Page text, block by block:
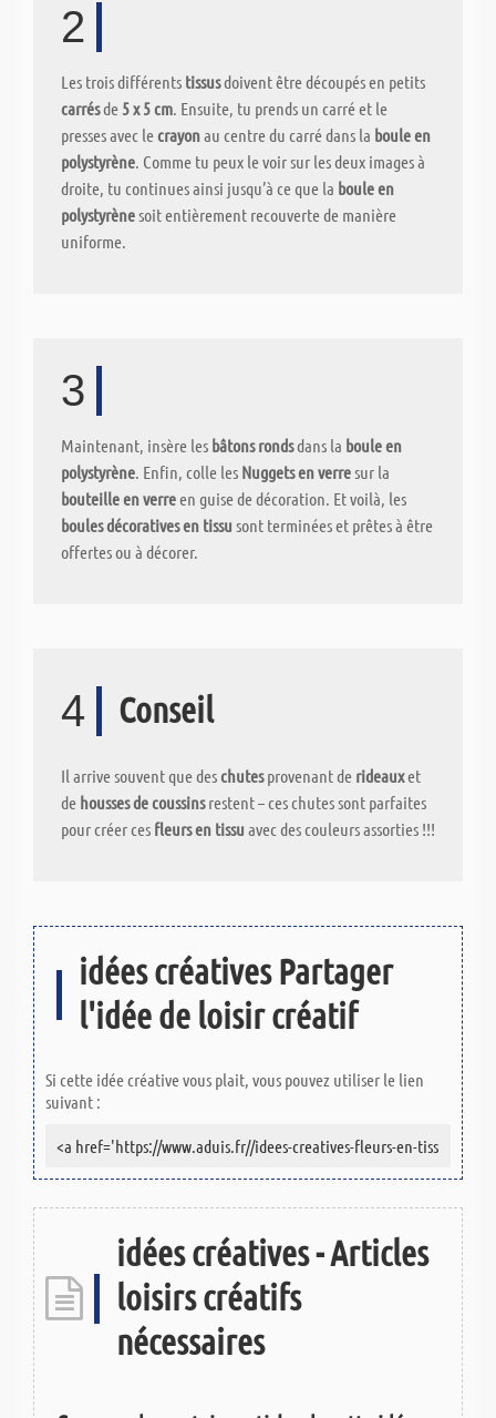
2
Les trois différents tissusdoivent être découpés en petits
carrésde 5 x 5 cm. Ensuite, tu prends un carré et le
presses avec lecrayonau centre du carré dans la boule en
polystyrène. Comme tu peux le voir sur les deux images à
droite, tu continues ainsi jusqu’à ce que la boule en
polystyrènesoit entièrement recouverte de manière
uniforme.
3
Maintenant, insère les bâtons rondsdans la boule en
polystyrène. Enfin, colle les Nuggets en verresur la
bouteille en verreen guise de décoration. Et voilà, les
boules décoratives en tissu sont terminées et prêtes à être
offertes ou à décorer.
4 Conseil
Il arrive souvent que deschutesprovenant de rideauxet
de housses de coussinsrestent – ces chutes sont parfaites
pour créer ces fleurs en tissu avec des couleurs assorties !!!
idées créatives Partager
l'idée de loisir créatif
Si cette idée créative vous plait, vous pouvez utiliser le lien
suivant :
idées créatives - Articles
loisirs créatifs
nécessaires